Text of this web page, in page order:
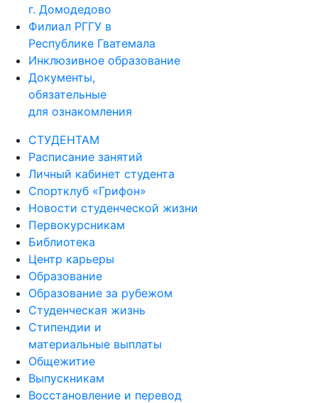
г. Домодедово
Филиал РГГУ в
Республике Гватемала
Инклюзивное образование
Документы,
обязательные
для ознакомления
СТУДЕНТАМ
Расписание занятий
Личный кабинет студента
Спортклуб «Грифон»
Новости студенческой жизни
Первокурсникам
Библиотека
Центр карьеры
Образование
Образование за рубежом
Студенческая жизнь
Стипендии и
материальные выплаты
Общежитие
Выпускникам
Восстановление и перевод